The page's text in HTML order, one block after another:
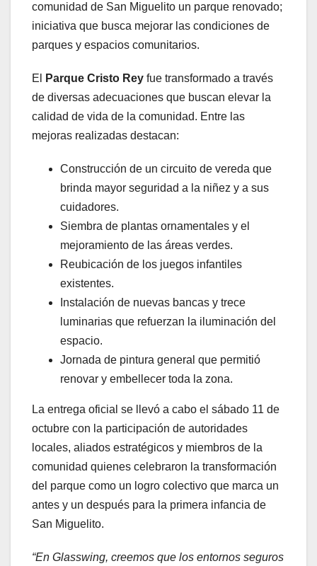
comunidad de San Miguelito un parque renovado;
iniciativa que busca mejorar las condiciones de
parques y espacios comunitarios.
El Parque Cristo Rey fue transformado a través
de diversas adecuaciones que buscan elevar la
calidad de vida de la comunidad. Entre las
mejoras realizadas destacan:
Construcción de un circuito de vereda que
brinda mayor seguridad a la niñez y a sus
cuidadores.
Siembra de plantas ornamentales y el
mejoramiento de las áreas verdes.
Reubicación de los juegos infantiles
existentes.
Instalación de nuevas bancas y trece
luminarias que refuerzan la iluminación del
espacio.
Jornada de pintura general que permitió
renovar y embellecer toda la zona.
La entrega oficial se llevó a cabo el sábado 11 de
octubre con la participación de autoridades
locales, aliados estratégicos y miembros de la
comunidad quienes celebraron la transformación
del parque como un logro colectivo que marca un
antes y un después para la primera infancia de
San Miguelito.
“En Glasswing, creemos que los entornos seguros